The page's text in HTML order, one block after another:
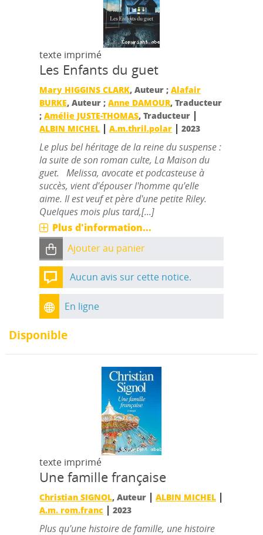
texte imprimé
Les Enfants du guet
Mary HIGGINS CLARK, Auteur ;Alafair
BURKE, Auteur ;Anne DAMOUR, Traducteur
;Amélie JUSTE-THOMAS, Traducteur |
ALBIN MICHEL |A.m.thril.polar |2023
Le plus bel héritage de la reine du suspense :
la suite de son roman culte, La Maison du
guet. Melissa, avocate et podcasteuse à
succès, vient d'épouser l'homme qu'elle
aime. Il est veuf et père d'une petite Riley.
Quelques mois plus tard,[...]
Plus d'information...
Ajouter au panier
Aucun avis sur cette notice.
En ligne
Disponible
texte imprimé
Une famille française
Christian SIGNOL, Auteur |ALBIN MICHEL |
A.m. rom.franc |2023
Plus qu'une histoire de famille, une histoire